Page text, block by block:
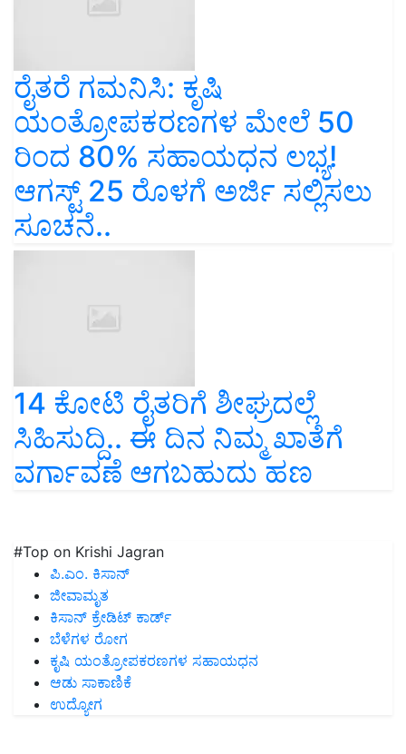
ರೈತರೆ ಗಮನಿಸಿ: ಕೃಷಿ
ಯಂತ್ರೋಪಕರಣಗಳ ಮೇಲೆ 50
ರಿಂದ 80% ಸಹಾಯಧನ ಲಭ್ಯ!
ಆಗಸ್ಟ್ 25 ರೊಳಗೆ ಅರ್ಜಿ ಸಲ್ಲಿಸಲು
ಸೂಚನೆ..
14 ಕೋಟಿ ರೈತರಿಗೆ ಶೀಘ್ರದಲ್ಲೆ
ಸಿಹಿಸುದ್ದಿ.. ಈ ದಿನ ನಿಮ್ಮ ಖಾತೆಗೆ
ವರ್ಗಾವಣೆ ಆಗಬಹುದು ಹಣ
#Top on Krishi Jagran
ಪಿ.ಎಂ. ಕಿಸಾನ್
ಜೀವಾಮೃತ
ಕಿಸಾನ್ ಕ್ರೇಡಿಟ್ ಕಾರ್ಡ್
ಬೆಳೆಗಳ ರೋಗ
ಕೃಷಿ ಯಂತ್ರೋಪಕರಣಗಳ ಸಹಾಯಧನ
ಆಡು ಸಾಕಾಣಿಕೆ
ಉದ್ಯೋಗ